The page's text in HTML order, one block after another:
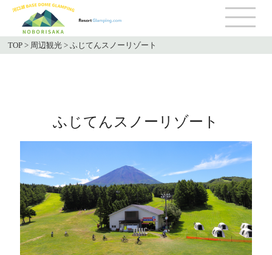
TOP > 周辺観光 >ふじてんスノーリゾート
ふじてんスノーリゾート